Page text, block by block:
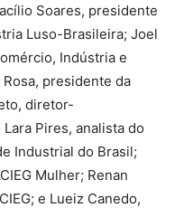
Soares, presidente
Luso-Brasileira; Joel
Indústria e
presidente da
diretor-
Pires, analista do
Industrial do Brasil;
Mulher; Renan
e Lueiz Canedo,